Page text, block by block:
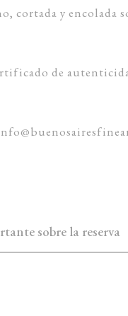
cortada y encolada
de
sobre la reserva